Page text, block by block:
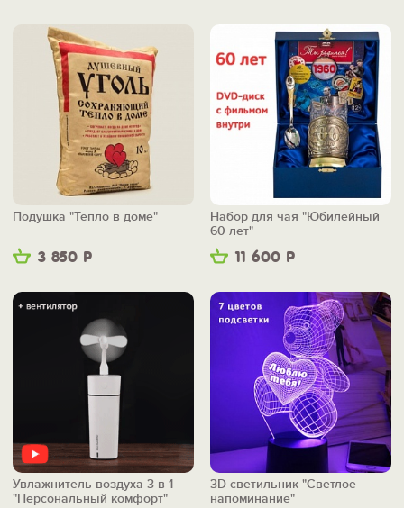
3 850 Р
Подушка "Тепло в доме"
11 600 Р
Набор для чая "Юбилейный
60 лет"
Увлажнитель воздуха 3 в 1
"Персональный комфорт"
3D-светильник "Светлое
напоминание"